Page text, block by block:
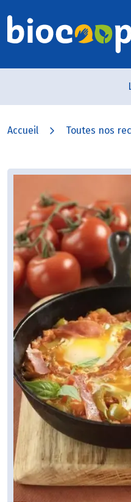
Accueil Toutes nos